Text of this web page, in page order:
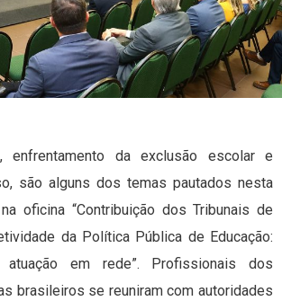
enfrentamento da exclusão escolar e
são alguns dos temas pautados nesta
oficina “Contribuição dos Tribunais de
da Política Pública de Educação:
atuação em rede”. Profissionais dos
brasileiros se reuniram com autoridades